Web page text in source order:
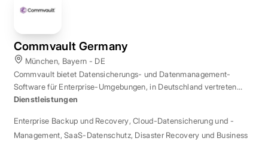
Commvault Germany
München, Bayern - DE
Commvault bietet Datensicherungs- und Datenmanagement-
Software für Enterprise-Umgebungen, in Deutschland vertreten
durch eine Niederlassung in München.
Dienstleistungen
Enterprise Backup und Recovery,Cloud-Datensicherung und -
Management,SaaS-Datenschutz, Disaster Recovery und Business